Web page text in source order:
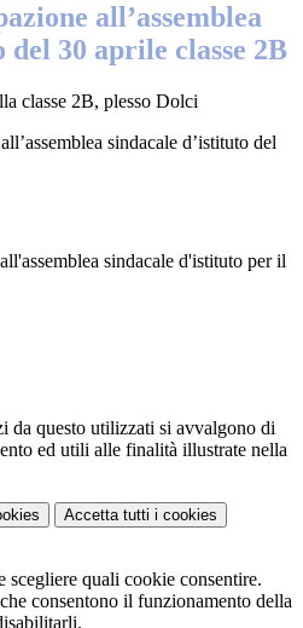
all’assemblea
del 30 aprile classe 2B
classe 2B, plesso Dolci
sindacale d’istituto del
sindacale d'istituto per il
da questo utilizzati si avvalgono di
ed utili alle finalità illustrate nella
Accetta tutti i cookies
scegliere quali cookie consentire.
consentono il funzionamento della